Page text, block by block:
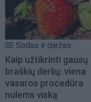
Sodas ir daržas
Kaip užtikrinti gausų
braškių derlių: viena
vasaros procedūra
nulems viską